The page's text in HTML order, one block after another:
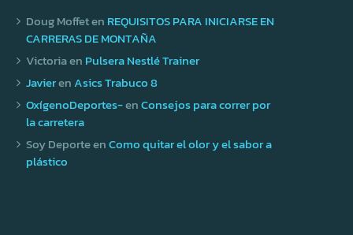
Doug Moffeten REQUISITOS PARA INICIARSE EN
CARRERAS DE MONTAÑA
Victoriaen Pulsera Nestlé Trainer
JavierenAsics Trabuco 8
OxígenoDeportes-enConsejos para correr por
la carretera
Soy DeporteenComo quitar el olor y el sabor a
plástico